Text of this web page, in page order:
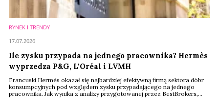
RYNEK I TRENDY
Ile zysku przypada na jednego pracownika? Hermès
wyprzedza P&G, L‘Oréal i LVMH
Francuski Hermès okazał się najbardziej efektywną firmą sektora dóbr
konsumpcyjnych pod względem zysku przypadającego na jednego
pracownika. Jak wynika z analizy przygotowanej przez BestBrokers,
17.07.2026